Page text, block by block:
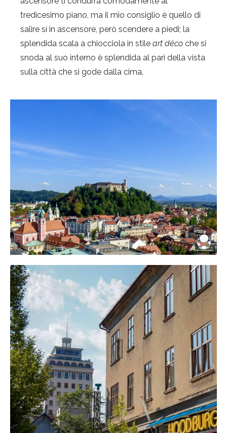
tredicesimo piano, ma il mio consiglio è quello di
salire sì in ascensore, però scendere a piedi; la
splendida scala a chiocciola in stile art déco che si
snoda al suo interno è splendida al pari della vista
sulla città che si gode dalla cima.